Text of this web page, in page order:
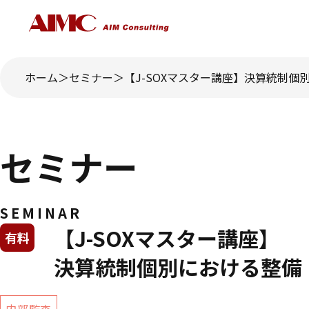
ホーム セミナー 【J-SOXマスター講座】決算統制
セミナー
SEMINAR
【J-SOXマスター講座】
決算統制個別における整
有料